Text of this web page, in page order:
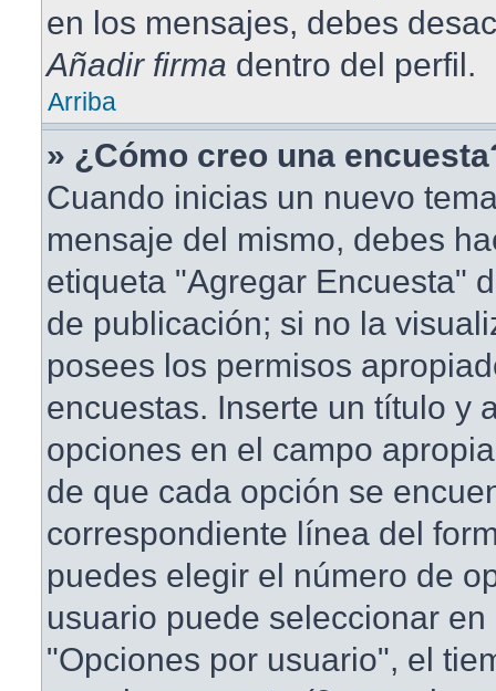
en los mensajes, debes
Añadir firma dentro del perfil.
Arriba
» ¿Cómo creo una
Cuando inicias un nuevo
mensaje del mismo, debes
etiqueta "Agregar Encuesta"
de publicación; si no la
posees los permisos
encuestas. Inserte un título y
opciones en el campo
de que cada opción se
correspondiente línea del
puedes elegir el número de
usuario puede seleccionar
"Opciones por usuario", el